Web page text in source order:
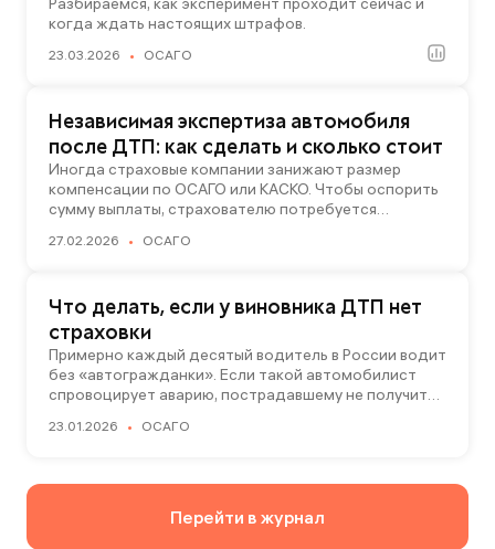
грозит за отсутствие страховки
когда ждать настоящих штрафов.
23.03.2026 ОСАГО
Независимая экспертиза автомобиля
после ДТП: как сделать и сколько стоит
Иногда страховые компании занижают размер
компенсации по ОСАГО или КАСКО. Чтобы оспорить
сумму выплаты, страхователю потребуется
кто ее проводит, сколько это стоит и кто
27.02.2026 ОСАГО
Что делать, если у виновника ДТП нет
страховки
Примерно каждый десятый водитель в России водит
без «автогражданки». Если такой автомобилист
спровоцирует аварию, пострадавшему не получить
добиться возмещения ущерба от бесполисника
23.01.2026 ОСАГО
Перейти в журнал